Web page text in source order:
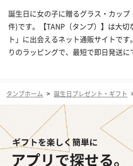
誕生日に女の子に贈るグラス・カッ
件)です。【TANP（タンプ）】は大切
ト」に出会えるネット通販サイトで
りのラッピングで、最短で即日発送に
タンプホーム > 誕生日プレゼント・ギフト